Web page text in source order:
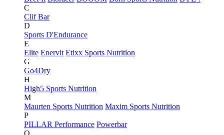
C
Clif Bar
D
Sports D'Endurance
E
Elite Enervit Etixx Sports Nutrition
G
Go4Dry
H
High5 Sports Nutrition
M
Maurten Sports Nutrition Maxim Sports Nutrition
P
PILLAR Performance Powerbar
Q